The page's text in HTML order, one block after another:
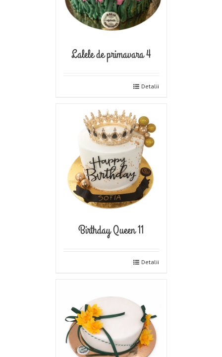
Lalele de primavara 4
Detalii
Birthday Queen 11
Detalii